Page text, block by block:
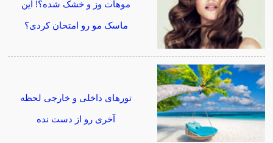
موهات وز و خشک شده؟! این
ماسک مو رو امتحان کردی؟
تورهای داخلی و خارجی لحظه
آخری رو از دست نده